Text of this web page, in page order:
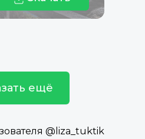
ещё
@liza_tuktik